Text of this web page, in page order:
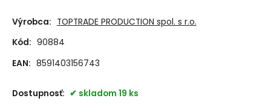
Výrobca: TOPTRADE PRODUCTION spol. s r.o.
Kód: 90884
EAN: 8591403156743
Dostupnosť: skladom 19 ks